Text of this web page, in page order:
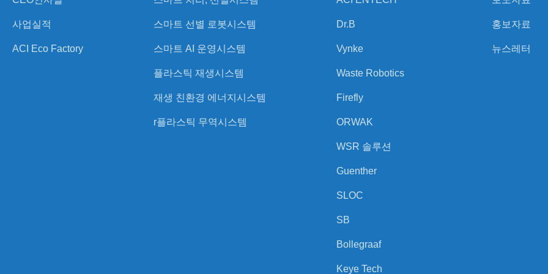
사업실적
ACI Eco Factory
스마트 선별 로봇시스템
스마트 AI 운영시스템
플라스틱 재생시스템
재생 친환경 에너지시스템
r플라스틱 무역시스템
Dr.B
Vynke
Waste Robotics
Firefly
ORWAK
WSR 솔루션
Guenther
SLOC
SB
Bollegraaf
Keye Tech
홍보자료
뉴스레터